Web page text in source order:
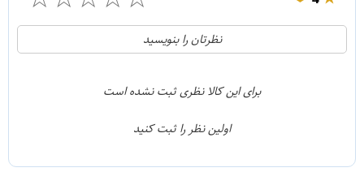
0
0
نظرتان را بنویسید
برای این کالا نظری ثبت نشده است
اولین نظر را ثبت کنید